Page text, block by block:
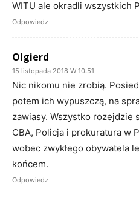
WITU ale okradli wszystkich
Odpowiedz
Olgierd
15 listopada 2018 W 10:51
Nic nikomu nie zrobią.
potem ich wypuszczą, na
zawiasy. Wszystko rozejdzie
CBA, Policja i prokuratura w
wobec zwykłego obywatela
końcem.
Odpowiedz